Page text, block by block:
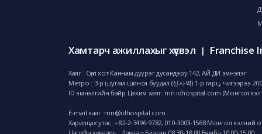
Хамтарч ажиллахыг хүсвэл | Franchise
Хаяг : Сөүл хот Каннам дүүрэг дусандэру 142, АЙ ДИ эмнэлэг
Метро : 3-р шугам шинса буудал (신사역) 1-р гарц, чигээрээ
ID эмнэлгийн байр Цахим хаяг: mn.idhospital.com (Монгол хэл
E-mail хаяг: mn@idhospital.com
Харилцах утас: +82-2-3496-9782, 010-3003-1568 Монгол хэлний